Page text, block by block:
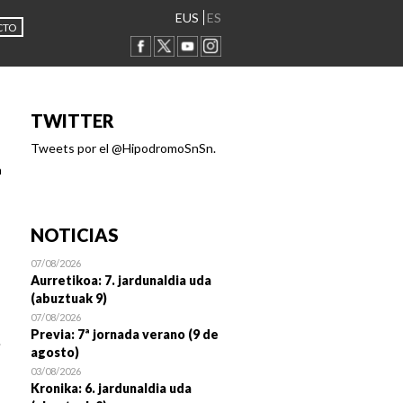
EUS ES
TWITTER
Tweets por el @HipodromoSnSn.
NOTICIAS
07/08/2026
Aurretikoa: 7. jardunaldia uda
(abuztuak 9)
07/08/2026
Previa: 7ª jornada verano (9 de
agosto)
03/08/2026
Kronika: 6. jardunaldia uda